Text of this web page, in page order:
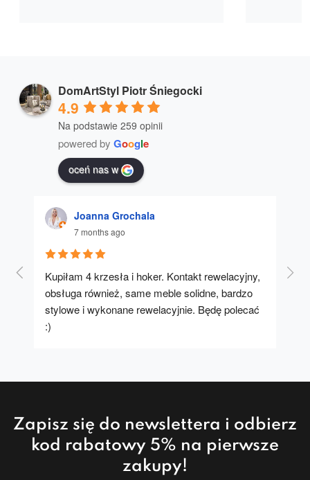
DomArtStyl Piotr Śniegocki
4.9
Na podstawie 259 opinii
powered by Google
oceń nas w
Joanna Grochala
7 months ago
Kupiłam 4 krzesła i hoker. Kontakt rewelacyjny,
obsługa również, same meble solidne, bardzo
stylowe i wykonane rewelacyjnie. Będę polecać
:)
A
Zapisz się do newslettera i odbierz
kod rabatowy 5% na pierwsze
zakupy!